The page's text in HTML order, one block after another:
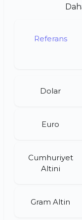
Referans
Dolar
Euro
Cumhuriyet
Altini
Gram Altin